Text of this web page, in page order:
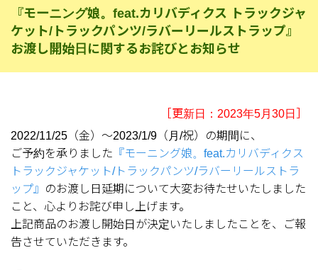
『モーニング娘。feat.カリバディクス トラックジャ
ケット/トラックパンツ/ラバーリールストラップ』
お渡し開始日に関するお詫びとお知らせ
［更新日：2023年5月30日］
2022/11/25（金）～2023/1/9（月/祝）の期間に、
ご予約を承りました 『モーニング娘。feat.カリバディクス
トラックジャケット/トラックパンツ/ラバーリールストラ
ップ』
のお渡し日延期について大変お待たせいたしました
こと、心よりお詫び申し上げます。
上記商品のお渡し開始日が決定いたしましたことを、ご報
告させていただきます。